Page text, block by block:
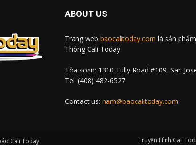
ABOUT US
Trang web baocalitoday.com là sản
Thông Cali Today
Tòa soạn: 1310 Tully Road #109, San
Tel: (408) 482-6527
Contact us: nam@baocalitoday.com
Cali Today Truyền Hình Cali